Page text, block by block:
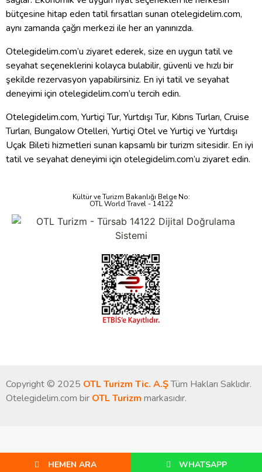
bütçesine hitap eden tatil fırsatları sunan otelegidelim.com,
aynı zamanda çağrı merkezi ile her an yanınızda.
Otelegidelim.com’u ziyaret ederek, size en uygun tatil ve
seyahat seçeneklerini kolayca bulabilir, güvenli ve hızlı bir
şekilde rezervasyon yapabilirsiniz. En iyi tatil ve seyahat
deneyimi için otelegidelim.com’u tercih edin.
Otelegidelim.com, Yurtiçi Tur, Yurtdışı Tur, Kıbrıs Turları, Cruise
Turları, Bungalow Otelleri, Yurtiçi Otel ve Yurtiçi ve Yurtdışı
Uçak Bileti hizmetleri sunan kapsamlı bir turizm sitesidir. En iyi
tatil ve seyahat deneyimi için otelegidelim.com’u ziyaret edin.
Kültür ve Turizm Bakanlığı Belge No:
OTL World Travel - 14122
Copyright © 2025 OTL Turizm Tic. A.ŞTüm Hakları Saklıdır.
Otelegidelim.com bir OTL Turizm markasıdır.
HEMEN ARA WHATSAPP